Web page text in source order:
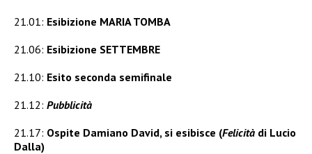
21.01: Esibizione MARIA TOMBA
21.06: Esibizione SETTEMBRE
21.10: Esito seconda semifinale
21.12: Pubblicità
21.17: Ospite Damiano David, si esibisce (Felicità di Lucio
Dalla)